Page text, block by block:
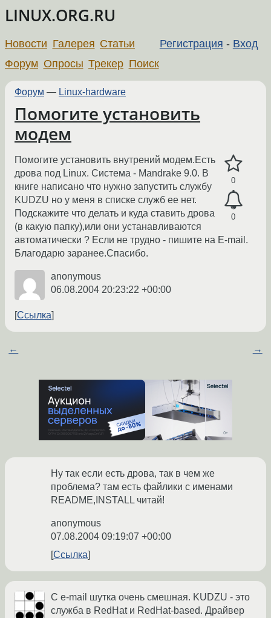
LINUX.ORG.RU
Регистрация - Вход
Новости Галерея Статьи
Форум Опросы Трекер Поиск
Форум — Linux-hardware
Помогите установить
модем
0
0
Помогите установить внутрений модем.Есть
дрова под Linux. Система - Mandrake 9.0. В
книге написано что нужно запустить службу
KUDZU но у меня в списке служб ее нет.
Подскажите что делать и куда ставить дрова
(в какую папку),или они устанавливаются
автоматически ? Если не трудно - пишите на E-mail.
Благодарю заранее.Спасибо.
anonymous
06.08.2004 20:23:22 +00:00
Ссылка
← →
Ну так если есть дрова, так в чем же
проблема? там есть файлики с именами
README,INSTALL читай!
anonymous
07.08.2004 09:19:07 +00:00
Ссылка
С e-mail шутка очень смешная. KUDZU - это
служба в RedHat и RedHat-based. Драйвер